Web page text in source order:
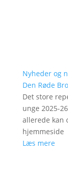
Nyheder og
Den Røde
Det store
unge 2025-
allerede kan
hjemmeside
Læs mere